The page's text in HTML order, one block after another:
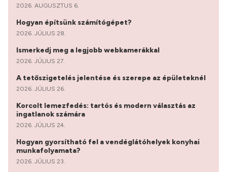
2026. AUGUSZTUS 6.
Hogyan építsünk számítógépet?
2026. JÚLIUS 28.
Ismerkedj meg a legjobb webkamerákkal
2026. JÚLIUS 27.
A tetőszigetelés jelentése és szerepe az épületeknél
2026. JÚLIUS 26.
Korcolt lemezfedés: tartós és modern választás az
ingatlanok számára
2026. JÚLIUS 24.
Hogyan gyorsítható fel a vendéglátóhelyek konyhai
munkafolyamata?
2026. JÚLIUS 23.